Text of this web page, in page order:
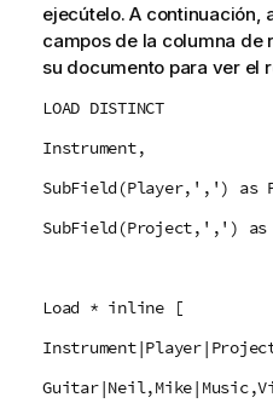
ejecútelo. A continuación,
campos de la columna de
su documento para ver el
LOAD DISTINCT
Instrument,
SubField(Player,',') as
SubField(Project,',') as
Load * inline [